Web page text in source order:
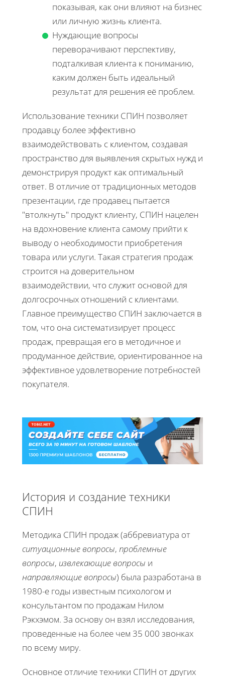
показывая, как они влияют на бизнес
или личную жизнь клиента.
Нуждающие вопросы
переворачивают перспективу,
подталкивая клиента к пониманию,
каким должен быть идеальный
результат для решения её проблем.
Использование техники СПИН позволяет
продавцу более эффективно
взаимодействовать с клиентом, создавая
пространство для выявления скрытых нужд и
демонстрируя продукт как оптимальный
ответ. В отличие от традиционных методов
презентации, где продавец пытается
"втолкнуть" продукт клиенту, СПИН нацелен
на вдохновение клиента самому прийти к
выводу о необходимости приобретения
товара или услуги. Такая стратегия продаж
строится на доверительном
взаимодействии, что служит основой для
долгосрочных отношений с клиентами.
Главное преимущество СПИН заключается в
том, что она систематизирует процесс
продаж, превращая его в методичное и
продуманное действие, ориентированное на
эффективное удовлетворение потребностей
покупателя.
История и создание техники
СПИН
Методика СПИН продаж (аббревиатура от
ситуационные вопросы, проблемные
вопросы, извлекающие вопросы и
направляющие вопросы) была разработана в
1980-е годы известным психологом и
консультантом по продажам Нилом
Рэкхэмом. За основу он взял исследования,
проведенные на более чем 35 000 звонках
по всему миру.
Основное отличие техники СПИН от других